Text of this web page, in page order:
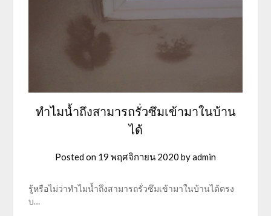
ทำไมน้ำถึงสามารถรั่วซึมเข้ามาในบ้าน
ได้
Posted on 19 พฤศจิกายน 2020 byadmin
รู้หรือไม่ว่าทำไมน้ำถึงสามารถรั่วซึมเข้ามาในบ้านได้ตรง
บ…